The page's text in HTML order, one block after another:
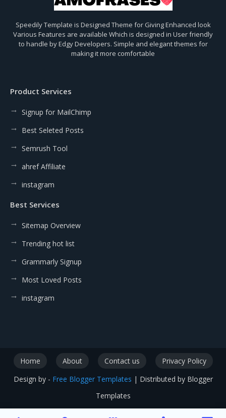
Speedily Template is Designed Theme for Giving Enhanced look
Various Features are available Which is designed in User friendly
to handle by Edgy Developers. Simple and elegant themes for
making it more comfortable
Product Services
Signup for MailChimp
Best Seleted Posts
Semrush Tool
ahref Affiliate
instagram
Best Services
Sitemap Overview
Trending hot list
Grammarly Signup
Most Loved Posts
instagram
Home About Contact us
Privacy Policy
Design by - Free Blogger Templates | Distributed by Blogger
Templates